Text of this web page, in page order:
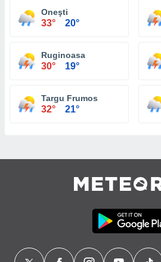
Oneşti
33° 20°
Ruginoasa
30° 19°
Targu Frumos
32° 21°